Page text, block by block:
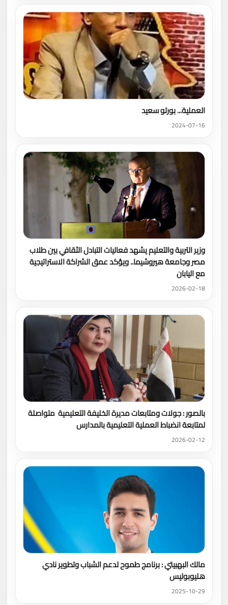
العملية... بورتو سعيد
2024-07-16
وزير التربية والتعليم يشهد فعاليات التبادل الثقافي بين طلاب
مصر وجامعة هيروشيما.. ويؤكد عمق الشراكة الاستراتيجية
مع اليابان
2026-02-18
بالصور : جولات ومتابعات مديرة الخليفة التعليمية متواصلة
لمتابعة انضباط العملية التعليمية بالمدارس
2026-02-12
مالك البهبيتي : برنامج طموح لدعم الشباب وتطوير نادي
هليوبوليس
2025-10-29